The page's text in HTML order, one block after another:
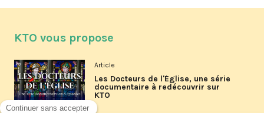
KTO vous propose
Article
Les Docteurs de l'Église, une série
documentaire à redécouvrir sur
KTO